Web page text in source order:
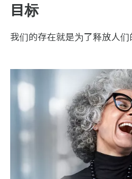
目标
我们的存在就是为了释放人们